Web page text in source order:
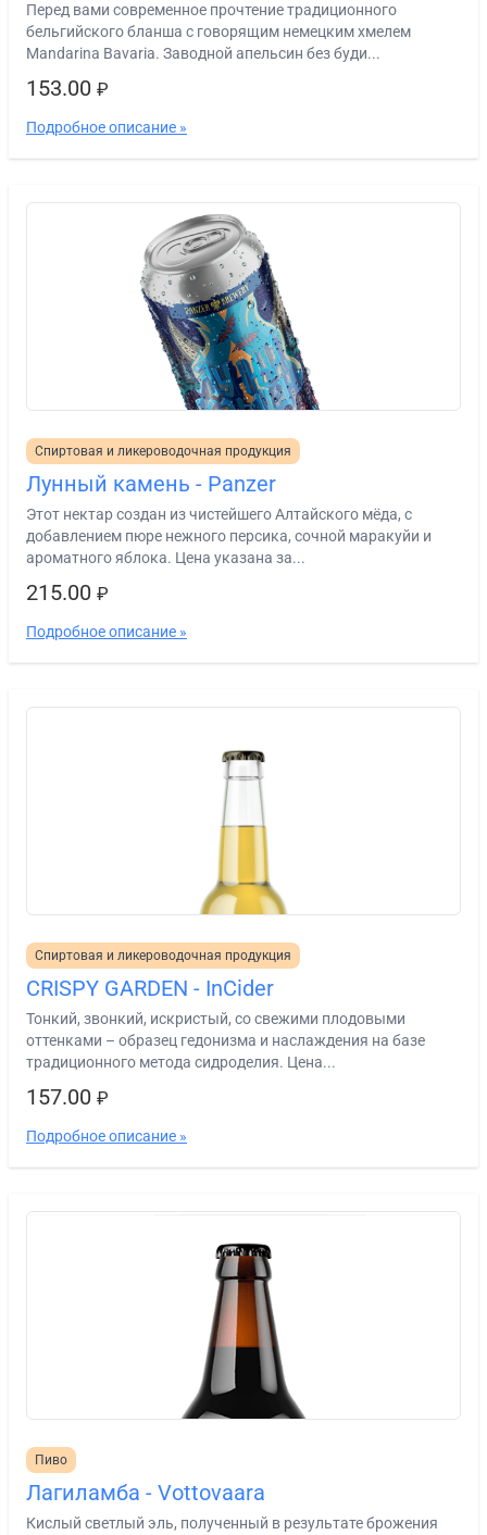
Перед вами современное прочтение традиционного
бельгийского бланша с говорящим немецким хмелем
Mandarina Bavaria. Заводной апельсин без буди...
153.00 ₽
Подробное описание »
Спиртовая и ликероводочная продукция
Лунный камень - Panzer
Этот нектар создан из чистейшего Алтайского мёда, с
добавлением пюре нежного персика, сочной маракуйи и
ароматного яблока. Цена указана за...
215.00 ₽
Подробное описание »
Спиртовая и ликероводочная продукция
CRISPY GARDEN - InCider
Тонкий, звонкий, искристый, со свежими плодовыми
оттенками – образец гедонизма и наслаждения на базе
традиционного метода сидроделия. Цена...
157.00 ₽
Подробное описание »
Пиво
Лагиламба - Vottovaara
Кислый светлый эль, полученный в результате брожения